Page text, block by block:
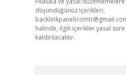
düşündüğünüz içerikleri,
halinde, ilgili içerikler yasal
kaldırılacaktır.